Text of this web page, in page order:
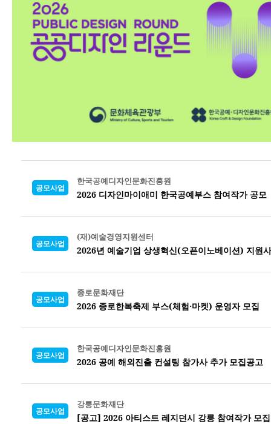
공모사업
한국공예디자인문화진흥원
2026 디자인마이애미 한국공예부스 참여작가 공모
공모사업
(재)예술경영지원센터
2026년 예술기업 상생혁신(오픈이노베이션) 지원
공모사업
종로문화재단
2026 종로한복축제 부스(체험·마켓) 운영자 모집
공모사업
한국공예디자인문화진흥원
2026 공예 해외진출 컨설팅 참가사 추가 모집공고
공모사업
강릉문화재단
[공고] 2026 아티스트 레지던시 강릉 참여작가 모집